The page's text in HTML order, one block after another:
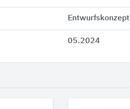
Entwurfskonzept
05.2024